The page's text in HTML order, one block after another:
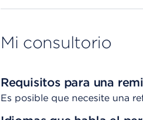
Mi consultorio
Requisitos para una
Es posible que necesite una